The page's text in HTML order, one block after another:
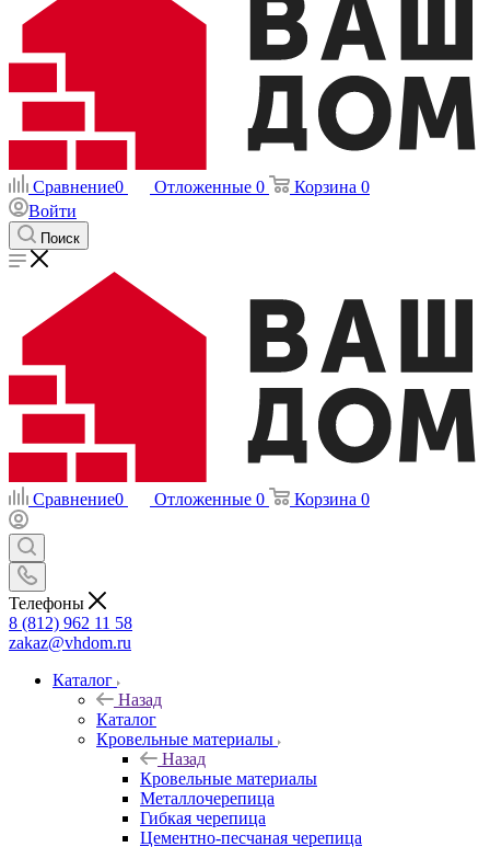
Сравнение0 Отложенные 0 Корзина 0
Войти
Поиск
Сравнение0 Отложенные 0 Корзина 0
Телефоны
8 (812) 962 11 58
zakaz@vhdom.ru
Каталог
Назад
Каталог
Кровельные материалы
Назад
Кровельные материалы
Металлочерепица
Гибкая черепица
Цементно-песчаная черепица